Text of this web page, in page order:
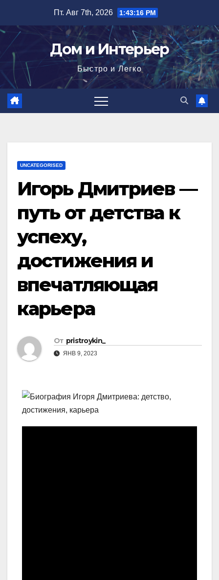
содержимому
Пт. Авг 7th, 2026 1:43:17 PM
Дом и Интерьер
Быстро и Легко
UNCATEGORISED
Игорь Дмитриев —
путь от детства к
успеху,
достижения и
впечатляющая
карьера
От pristroykin_
ЯНВ 9, 2023